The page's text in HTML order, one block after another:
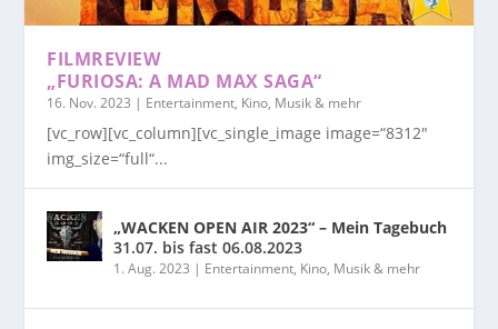
FILMREVIEW
„FURIOSA: A MAD MAX SAGA“
16. Nov. 2023 | Entertainment, Kino, Musik & mehr
[vc_row][vc_column][vc_single_image image=“8312″
img_size=“full“...
„WACKEN OPEN AIR 2023“ – Mein Tagebuch
31.07. bis fast 06.08.2023
1. Aug. 2023 | Entertainment, Kino, Musik & mehr